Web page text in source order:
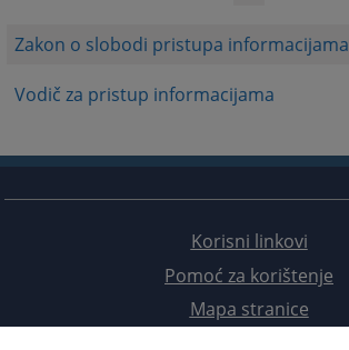
Zakon o slobodi pristupa informacijama
Vodič za pristup informacijama
Korisni linkovi
Pomoć za korištenje
Mapa stranice